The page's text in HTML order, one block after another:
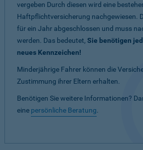
vergeben Durch diesen wird eine
Haftpflichtversicherung nachgewiesen.
für ein Jahr abgeschlossen und muss
werden. Das bedeutet, Sie benötigen
neues Kennzeichen!
Minderjährige Fahrer können die
Zustimmung ihrer Eltern erhalten.
Benötigen Sie weitere Informationen?
eine persönliche Beratung.